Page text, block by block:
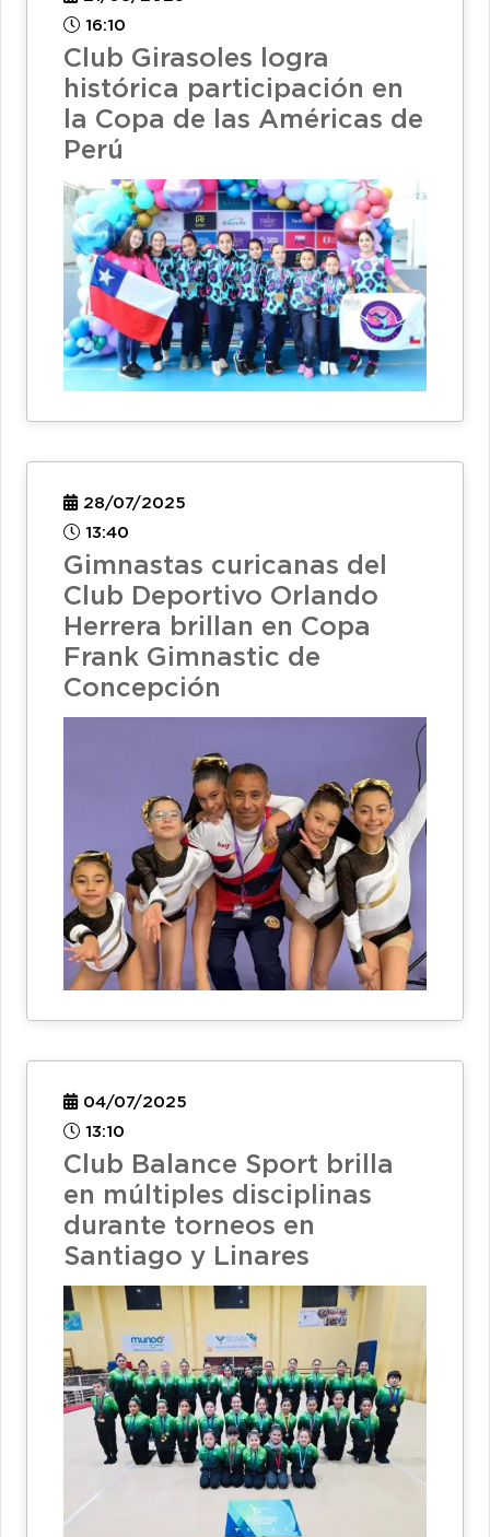
16:10
Club Girasoles logra
histórica participación en
la Copa de las Américas de
Perú
28/07/2025
13:40
Gimnastas curicanas del
Club Deportivo Orlando
Herrera brillan en Copa
Frank Gimnastic de
Concepción
04/07/2025
13:10
Club Balance Sport brilla
en múltiples disciplinas
durante torneos en
Santiago y Linares